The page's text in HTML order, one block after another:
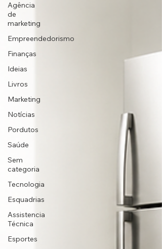
Agência
de
marketing
Empreendedorismo
Finanças
Ideias
Livros
Marketing
Notícias
Pordutos
Saúde
Sem
categoria
Tecnologia
Esquadrias
Assistencia
Técnica
Esportes